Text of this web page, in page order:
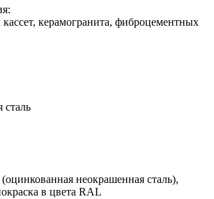
керамогранита, фиброцементных
сталь
неокрашенная сталь),
в цвета RAL